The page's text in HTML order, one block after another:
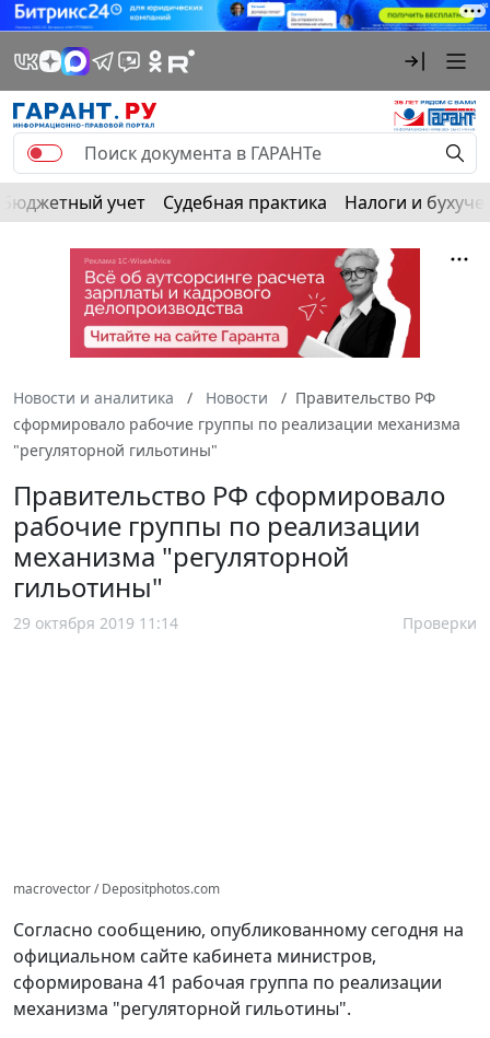
Бюджетный учет Судебная практика Налоги и
Новости и аналитика Новости
Правительство РФ
сформировало рабочие группы по реализации механизма
"регуляторной гильотины"
Правительство РФ сформировало
рабочие группы по реализации
механизма "регуляторной
гильотины"
29 октября 2019 11:14 Проверки
macrovector / Depositphotos.com
Согласно сообщению, опубликованному сегодня на
официальном сайте кабинета министров,
сформирована 41 рабочая группа по реализации
механизма "регуляторной гильотины".